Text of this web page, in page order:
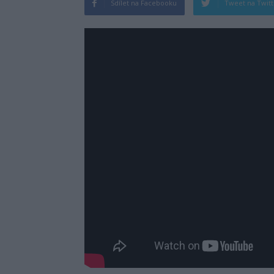
Sdílet na Facebooku Tweet na